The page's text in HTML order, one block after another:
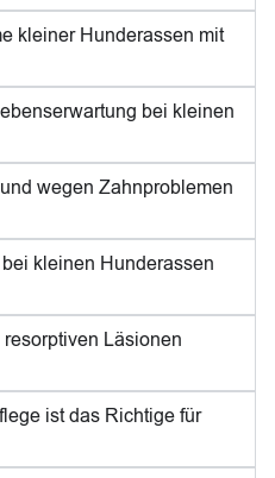
kleiner Hunderassen mit
bei kleinen
wegen Zahnproblemen
kleinen Hunderassen
Läsionen
ist das Richtige für